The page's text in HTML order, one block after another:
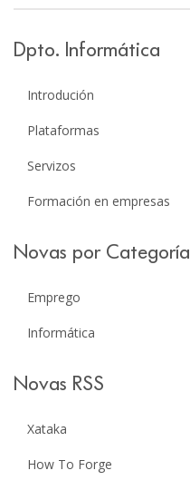
Dpto. Informática
Introdución
Plataformas
Servizos
Formación en empresas
Novas por Categoría
Emprego
Informática
Novas RSS
Xataka
How To Forge